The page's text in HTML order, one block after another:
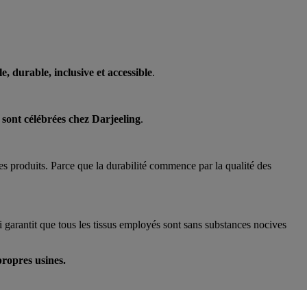
durable, inclusive et accessible.
sont célébrées chez Darjeeling.
produits. Parce que la durabilité commence par la qualité des
que tous les tissus employés sont sans substances nocives
usines.